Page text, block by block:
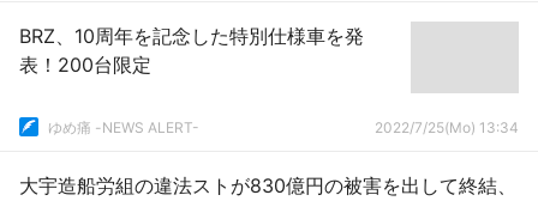
BRZ、10周年を記念した特別仕様車を発
表！200台限定
ゆめ痛 -NEWS ALERT- 2022/7/25(Mo) 13:34
大宇造船労組の違法ストが830億円の被害を出して終結、